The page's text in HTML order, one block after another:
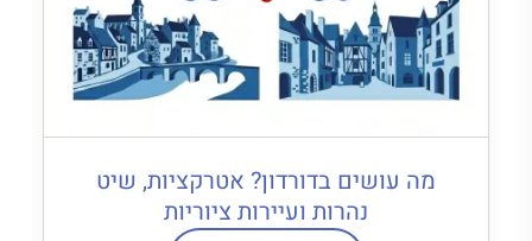
מה עושים בדורדון? אטרקציות, שיט
נהרות ועיירות ציוריות